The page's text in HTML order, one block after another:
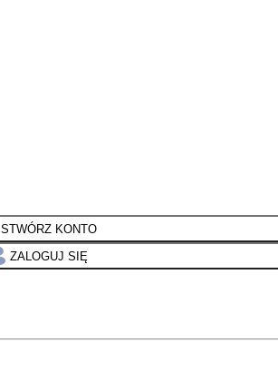
STWÓRZ KONTO
ZALOGUJ SIĘ